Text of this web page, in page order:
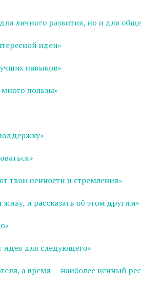
личного развития, но и для
идеи»
навыков»
пользы»
твои ценности и стремления»
и рассказать об этом другим»
идея для следующего»
а время — наиболее ценный